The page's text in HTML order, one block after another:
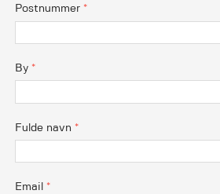
Postnummer *
By *
Fulde navn *
Email *